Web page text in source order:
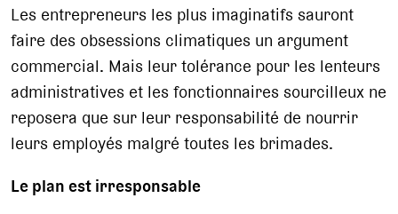
Les entrepreneurs les plus imaginatifs sauront
faire des obsessions climatiques un argument
commercial. Mais leur tolérance pour les lenteurs
administratives et les fonctionnaires sourcilleux ne
reposera que sur leur responsabilité de nourrir
leurs employés malgré toutes les brimades.
Le plan est irresponsable